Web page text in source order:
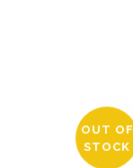
OUT OF
STOCK